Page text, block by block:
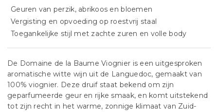
Geuren van perzik, abrikoos en bloemen
Vergisting en opvoeding op roestvrij staal
Toegankelijke stijl met zachte zuren en volle body
De Domaine de la Baume Viognier is een uitgesproken
aromatische witte wijn uit de Languedoc, gemaakt van
100% viognier. Deze druif staat bekend om zijn
geparfumeerde geur en rijke smaak, en komt uitstekend
tot zijn recht in het warme, zonnige klimaat van Zuid-